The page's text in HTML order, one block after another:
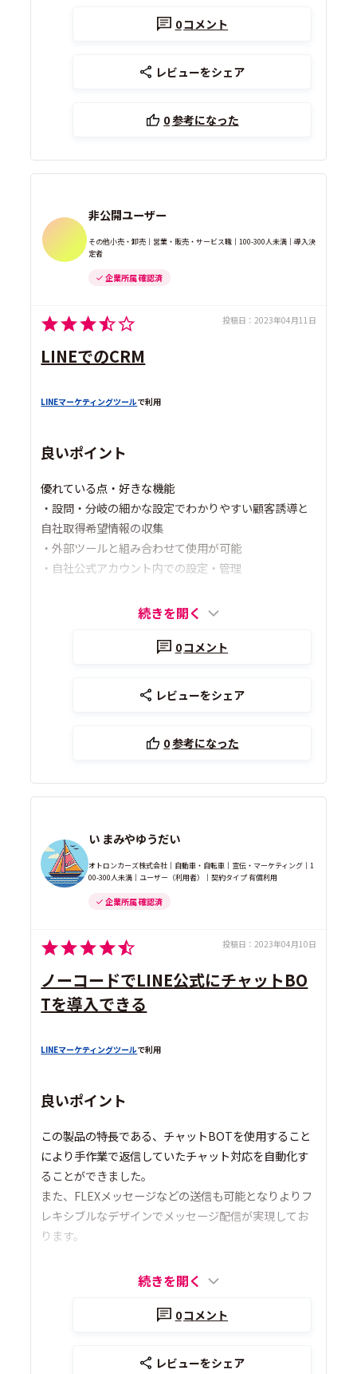
0コメント
レビューをシェア
0参考になった
非公開ユーザー
その他小売・卸売｜営業・販売・サービス職｜100-300人未満｜導入決
定者
企業所属 確認済
投稿日： 2023年04月11日
LINEでのCRM
LINEマーケティングツールで利用
良いポイント
優れている点・好きな機能
・設問・分岐の細かな設定でわかりやすい顧客誘導と
自社取得希望情報の収集
・外部ツールと組み合わせて使用が可能
・自社公式アカウント内での設定・管理
続きを開く
0コメント
レビューをシェア
0参考になった
い まみやゆうだい
オトロンカーズ株式会社｜自動車・自転車｜宣伝・マーケティング｜1
00-300人未満｜ユーザー（利用者）｜契約タイプ 有償利用
企業所属 確認済
投稿日： 2023年04月10日
ノーコードでLINE公式にチャットBO
Tを導入できる
LINEマーケティングツールで利用
良いポイント
この製品の特長である、チャットBOTを使用すること
により手作業で返信していたチャット対応を自動化す
ることができました。
また、FLEXメッセージなどの送信も可能となりよりフ
レキシブルなデザインでメッセージ配信が実現してお
ります。
続きを開く
0コメント
レビューをシェア